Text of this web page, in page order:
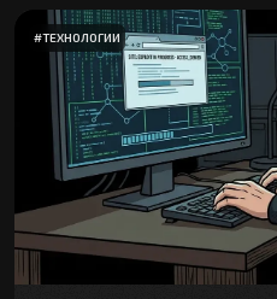
#ТЕХНОЛОГИИ